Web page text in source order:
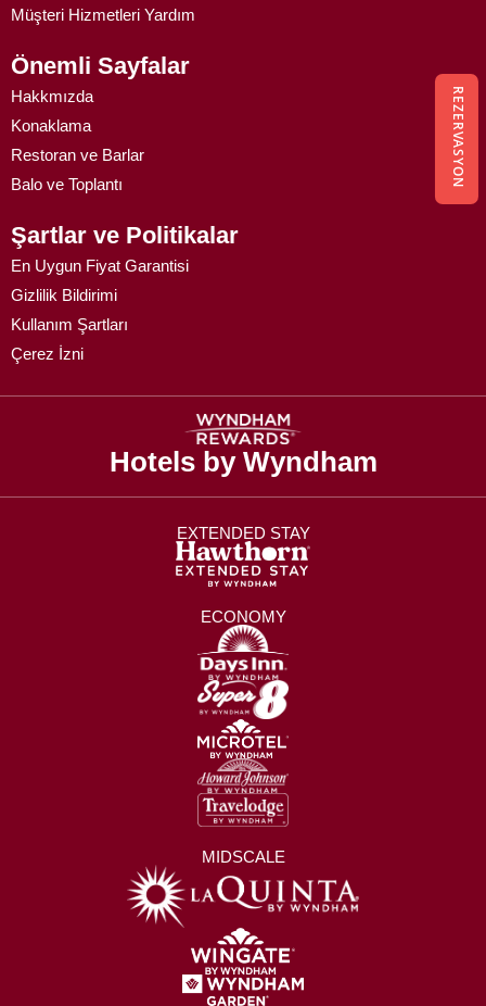
REZERVASYON
Müşteri Hizmetleri Yardım
Önemli Sayfalar
Hakkmızda
Konaklama
Restoran ve Barlar
Balo ve Toplantı
Şartlar ve Politikalar
En Uygun Fiyat Garantisi
Gizlilik Bildirimi
Kullanım Şartları
Çerez İzni
Hotels by Wyndham
EXTENDED STAY
ECONOMY
MIDSCALE